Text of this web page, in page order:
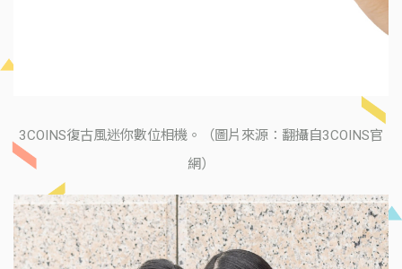
3COINS復古風迷你數位相機。（圖片來源：翻攝自3COINS官
網）